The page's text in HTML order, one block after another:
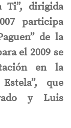
Ti”, dirigida
participa
de la
el 2009 se
en la
que
y Luis